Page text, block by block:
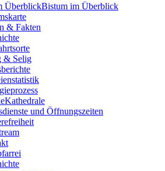
Bistum im Überblick
& Fakten
& Selig
Kathedrale
und Öffnungszeiten